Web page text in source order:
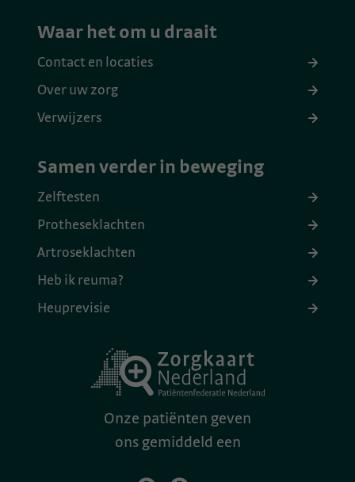
Waar het om u draait
Contact en locaties
Over uw zorg
Verwijzers
Samen verder in beweging
Zelftesten
Protheseklachten
Artroseklachten
Heb ik reuma?
Heuprevisie
Onze patiënten geven
ons gemiddeld een